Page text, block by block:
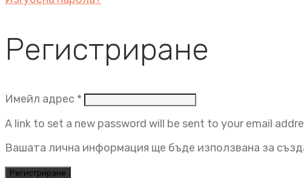
Регистриране
Имейл адрес * Задължително
A link to set a new password will be sent to your email
Вашата лична информация ще бъде използвана за
Регистриране